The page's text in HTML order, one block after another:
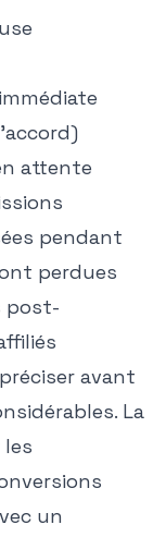
attente
pendant
perdues
post-
avant
La
un